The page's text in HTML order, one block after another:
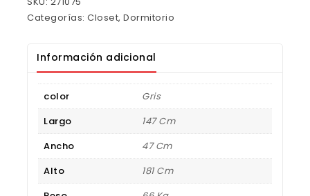
Categorías: Closet, Dormitorio
Información adicional
color
Gris
Largo
147 Cm
Ancho
47 Cm
Alto
181 Cm